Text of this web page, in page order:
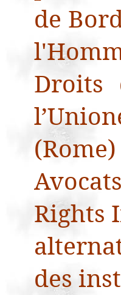
de
Droits
l’
Rights
des